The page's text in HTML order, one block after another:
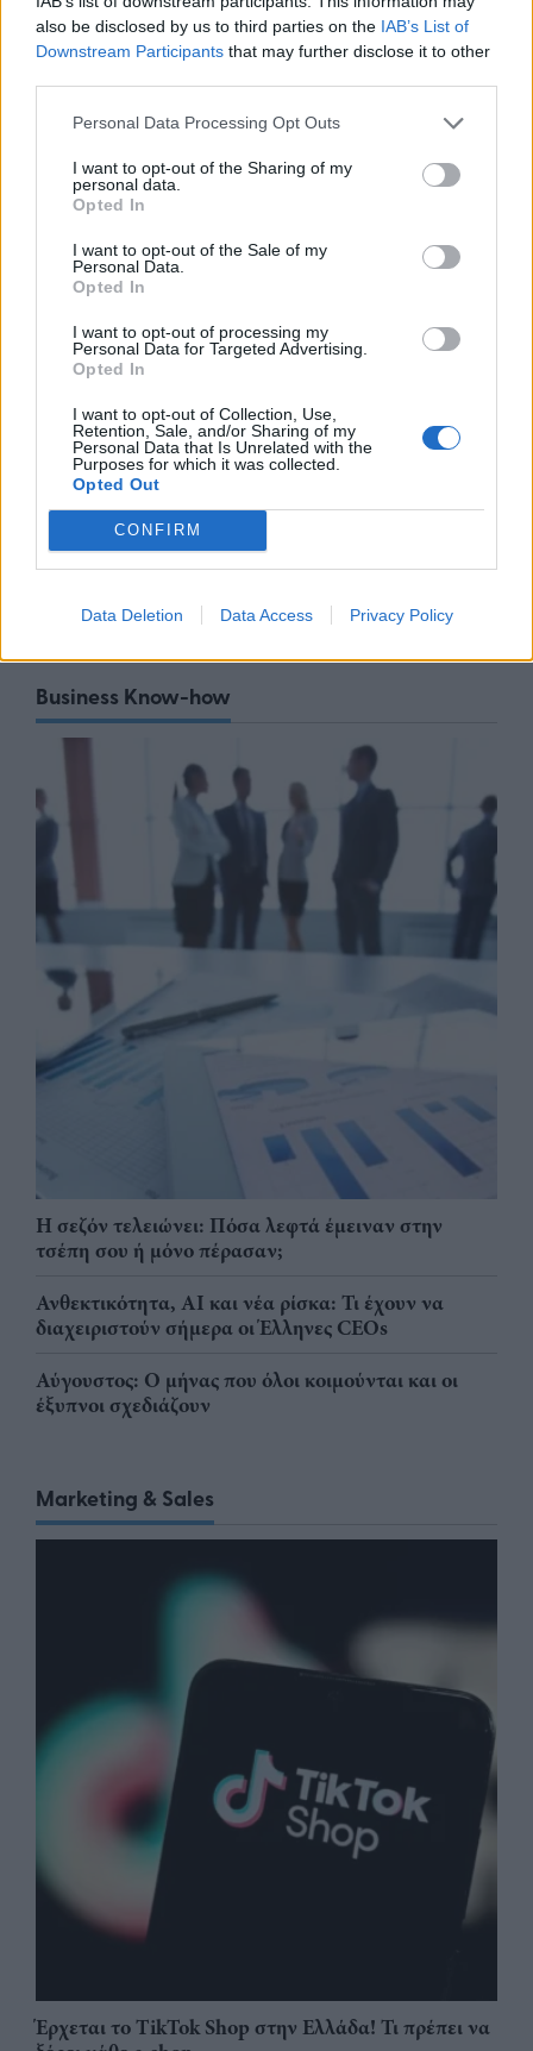
also be disclosed by us to third parties on the IAB’s List of
Downstream Participants that may further disclose it to other
Personal Data Processing Opt Outs
I want to opt-out of the Sharing of my
personal data.
Opted In
I want to opt-out of the Sale of my
Personal Data.
Opted In
I want to opt-out of processing my
Personal Data for Targeted Advertising.
Opted In
I want to opt-out of Collection, Use,
Retention, Sale, and/or Sharing of my
Personal Data that Is Unrelated with the
Purposes for which it was collected.
Opted Out
CONFIRM
Data Deletion Data Access Privacy Policy
Ξεκινούν τα δοκιμαστικά
δρομολόγια της επέκτασης του
Μετρό Θεσσαλονίκης προς την
Καλαμαριά
07/08/26 13:10
Μετρό Αθήνας: Στο τελικό στάδιο
ολοκληρώνεται 5 μήνες νωρίτερα
Προκηρύσσεται σήμερα από τη
Γενική Γραμματεία Ιδιωτικών
Άμυνας του Αναπτυξιακού Νόμου
07/08/26|12:02
περισσότερες από 300 παραλίες
07/08/26
Business Know-how
Η σεζόν τελειώνει: Πόσα λεφτά έμειναν στην
τσέπη σου ή μόνο πέρασαν;
Ανθεκτικότητα, AI και νέα ρίσκα: Τι έχουν να
διαχειριστούν σήμερα οι Έλληνες CEOs
Αύγουστος: Ο μήνας που όλοι κοιμούνται και οι
έξυπνοι σχεδιάζουν
Marketing & Sales
Έρχεται το TikTok Shop στην Ελλάδα! Τι πρέπει να